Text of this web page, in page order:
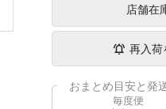
店舗在
再入荷
おまとめ目安と発
毎度便